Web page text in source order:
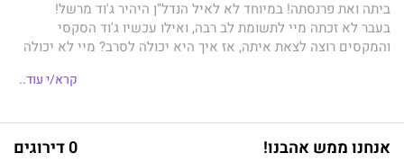
ביתה ואת פרנסתה! במיוחד לא לאיל הנדל"ן היהיר ג'וד מרשל!
בעבר לא זכתה מיי לתשומת לב רבה, ואילו עכשיו ג'וד הסקסי
והמקסים רוצה לצאת איתה, אז איך היא יכולה לסרב? מיי לא יכולה
ממילא משוכנעת שג'וד הוא טיפוס שמחפש פילגש, לא אישה....
קרא/י עוד..
אנחנו ממש אהבנו! 0 דירוגים